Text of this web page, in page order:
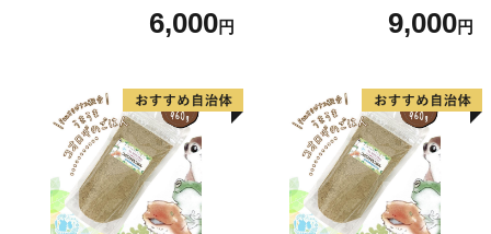
6,000円 9,000円